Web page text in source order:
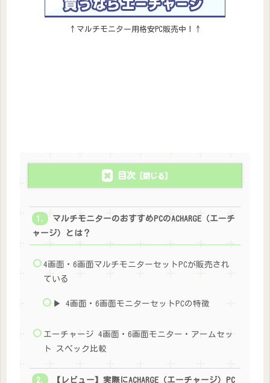
↑マルチモニター用格安PC販売中！↑
目次
マルチモニターのおすすめPCのACHARGE（エーチ
ャージ）とは？
4画面・6画面マルチモニターセットPCが販売され
ている
▶ 4画面・6画面モニターセットPCの特徴
エーチャージ 4画面・6画面モニター・アームセッ
ト スペック比較
【レビュー】実際にACHARGE（エーチャージ）PC